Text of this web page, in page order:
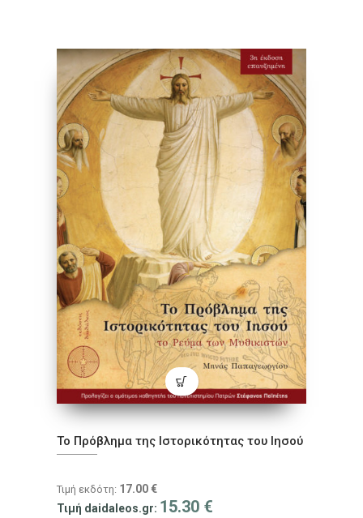
Το Πρόβλημα της Ιστορικότητας του Ιησού
Τιμή εκδότη: 17.00 €
Τιμή daidaleos.gr: 15.30 €